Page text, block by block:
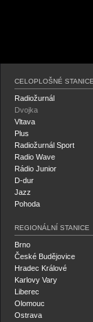
Dvojka
CELOPLOŠNÉ
Radiožurnál
Dvojka
Vltava
Plus
Radiožurnál Sport
Radio Wave
Rádio Junior
D-dur
Jazz
Pohoda
REGIONÁLNÍ STANICE
Brno
České Budějovice
Hradec Králové
Karlovy Vary
Liberec
Olomouc
Ostrava